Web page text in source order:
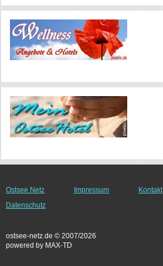
Ostsee Netz Impressum Kontakt
Datenschutz
ostsee-netz.de © 2007/2026
powered by MAX-TD